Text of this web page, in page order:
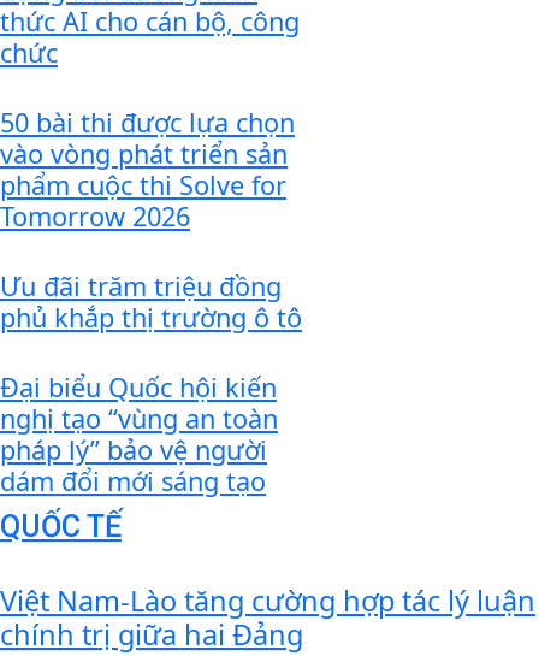
thức AI cho cán bộ, công
chức
50 bài thi được lựa chọn
vào vòng phát triển sản
phẩm cuộc thi Solve for
Tomorrow 2026
Ưu đãi trăm triệu đồng
phủ khắp thị trường ô tô
Đại biểu Quốc hội kiến
nghị tạo “vùng an toàn
pháp lý” bảo vệ người
dám đổi mới sáng tạo
QUỐC TẾ
Việt Nam-Lào tăng cường hợp tác lý luận
chính trị giữa hai Đảng